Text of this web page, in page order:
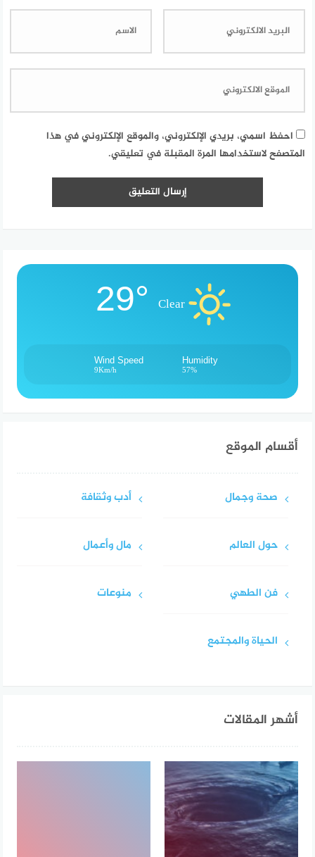
احفظ اسمي، بريدي الإلكتروني، والموقع الإلكتروني في هذا
المتصفح لاستخدامها المرة المقبلة في تعليقي.
Clear
29°
Humidity
57%
Wind Speed
9Km/h
أقسام الموقع
صحة وجمال
حول العالم
فن الطهي
الحياة والمجتمع
أدب وثقافة
مال وأعمال
منوعات
أشهر المقالات